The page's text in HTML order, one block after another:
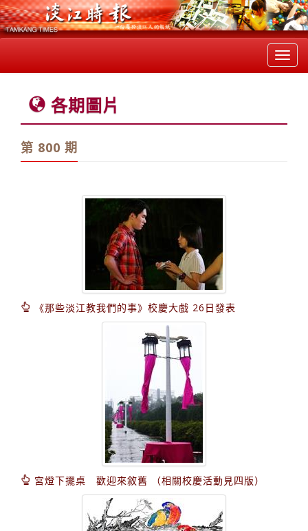
各期圖片
第 800 期
《那些淡江教我們的事》校慶大戲 26日發表
宮燈下擺桌 歡迎來敘舊 （相關校慶活動見四版）